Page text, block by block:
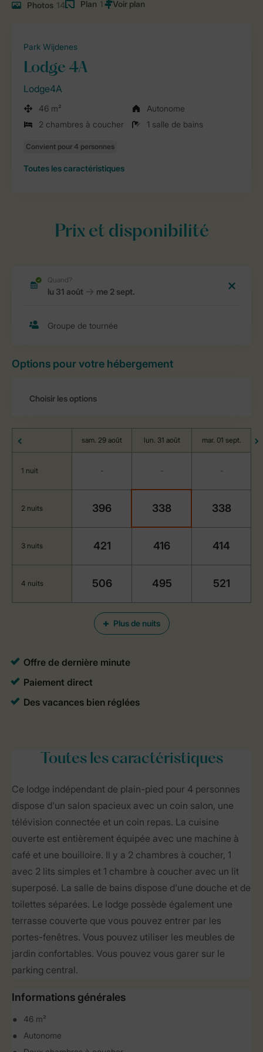
Photos 14 Plan 1
Park Wijdenes
Lodge 4A
Lodge4A
46 m²
Autonome
2 chambres à coucher
1 salle de bains
Toutes les caractéristiques
Prix et disponibilité
Options pour votre hébergement
Plus de nuits
sam. 29 août lun. 31 août mar. 01 sept.
1 nuit - - -
2 nuits 396 338 338
3 nuits 421 416 414
4 nuits 506 495 521
Toutesles caractéristiques
Ce lodge indépendant de plain-pied pour 4 personnes
dispose d'un salon spacieux avec un coin salon, une
télévision connectée et un coin repas. La cuisine
ouverte est entièrement équipée avec une machine à
café et une bouilloire. Il y a 2 chambres à coucher, 1
avec 2 lits simples et 1 chambre à coucher avec un lit
superposé. La salle de bains dispose d'une douche et de
toilettes séparées. Le lodge possède également une
terrasse couverte que vous pouvez entrer par les
portes-fenêtres. Vous pouvez utiliser les meubles de
jardin confortables. Vous pouvez vous garer sur le
parking central.
Informations générales
46 m²
Autonome